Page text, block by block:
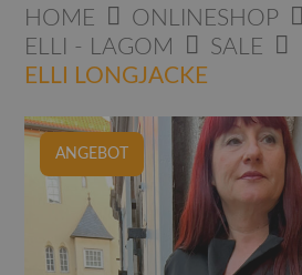
HOME
ONLINESHOP
ELLI - LAGOM
SALE
ELLI LONGJACKE
ANGEBOT